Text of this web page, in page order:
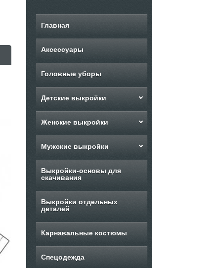
Главная
Аксессуары
Головные уборы
Детские выкройки
Женские выкройки
Мужские выкройки
Выкройки-основы для
скачивания
Выкройки отдельных
деталей
Карнавальные костюмы
Спецодежда